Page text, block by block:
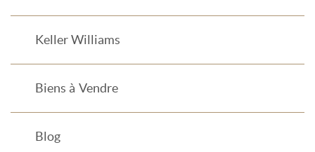
Keller Williams
Biens à Vendre
Blog